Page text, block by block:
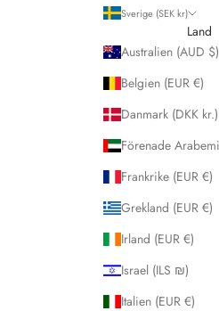
Sverige (SEK kr)
Land
Australien (AUD $)
Belgien (EUR €)
Danmark (DKK kr.)
Frankrike (EUR €)
Grekland (EUR €)
Irland (EUR €)
Israel (ILS ₪)
Italien (EUR €)